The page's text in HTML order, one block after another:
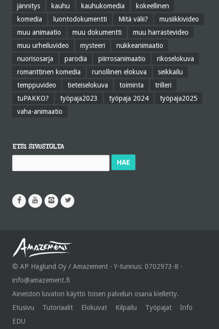
jännitys
kauhu kauhukomedia
kokeellinen
komedia
luontodokumentti Mitä välii?
musiikkivideo
muu animaatio
muu dokumentti
muu harrastevideo
muu urheiluvideo
mysteeri
nukkeanimaatio
nuorisosarja
parodia piirrosanimaatio
rikoselokuva
romanttinen komedia
runollinen elokuva
seikkailu
temppuvideo
tieteiselokuva toiminta
trilleri
tuPAKKO?
työpaja2023 työpaja 2024
työpaja2025
vaha-animaatio
ETSI SIVUSTOLTA
© AP Haglund Oy / Amazement · Y-tunnus: 0702973-8 ·
info@amazement.fi
Aineiston luvaton käyttö toisen palvelun osana kielletty.
Etusivu
Tutoriaalit Elokuvat Kilpailu Työpajat
Info
EDU